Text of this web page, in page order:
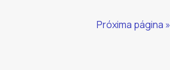
Próxima página »